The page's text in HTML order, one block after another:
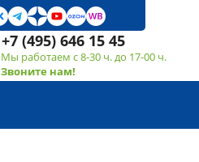
+7 (495) 646 15 45
Мы работаем с 8-30 ч. до 17-00 ч.
Звоните нам!